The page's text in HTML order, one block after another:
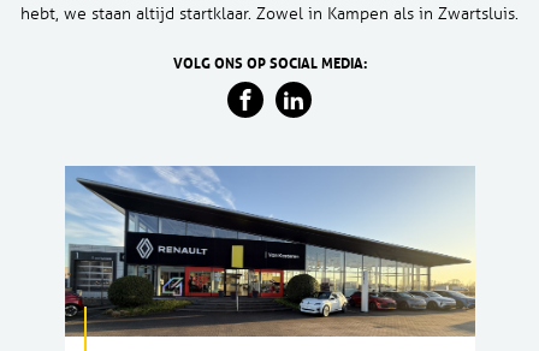
hebt, we staan altijd startklaar. Zowel in Kampen als in Zwartsluis.
VOLG ONS OP SOCIAL MEDIA: